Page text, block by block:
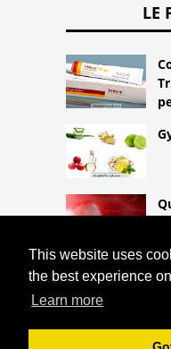
This website uses
the best experience
Learn more
LE
HTTPS://